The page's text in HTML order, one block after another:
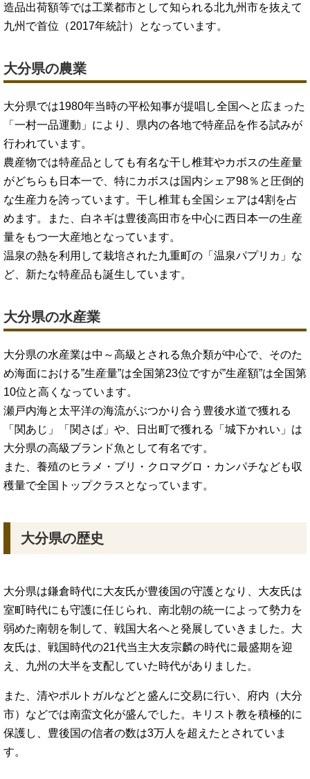
造品出荷額等では工業都市として知られる北九州市を抜えて
九州で首位（2017年統計）となっています。
大分県の農業
大分県では1980年当時の平松知事が提唱し全国へと広まった
「一村一品運動」により、県内の各地で特産品を作る試みが
行われています。
農産物では特産品としても有名な干し椎茸やカボスの生産量
がどちらも日本一で、特にカボスは国内シェア98％と圧倒的
な生産力を誇っています。干し椎茸も全国シェアは4割を占
めます。また、白ネギは豊後高田市を中心に西日本一の生産
量をもつ一大産地となっています。
温泉の熱を利用して栽培された九重町の「温泉パプリカ」な
ど、新たな特産品も誕生しています。
大分県の水産業
大分県の水産業は中～高級とされる魚介類が中心で、そのた
め海面における”生産量”は全国第23位ですが”生産額”は全国第
10位と高くなっています。
瀬戸内海と太平洋の海流がぶつかり合う豊後水道で獲れる
「関あじ」「関さば」や、日出町で獲れる「城下かれい」は
大分県の高級ブランド魚として有名です。
また、養殖のヒラメ・ブリ・クロマグロ・カンパチなども収
穫量で全国トップクラスとなっています。
大分県の歴史
大分県は鎌倉時代に大友氏が豊後国の守護となり、大友氏は
室町時代にも守護に任じられ、南北朝の統一によって勢力を
弱めた南朝を制して、戦国大名へと発展していきました。大
友氏は、戦国時代の21代当主大友宗麟の時代に最盛期を迎
え、九州の大半を支配していた時代がありました。
また、清やポルトガルなどと盛んに交易に行い、府内（大分
市）などでは南蛮文化が盛んでした。キリスト教を積極的に
保護し、豊後国の信者の数は3万人を超えたとされていま
す。